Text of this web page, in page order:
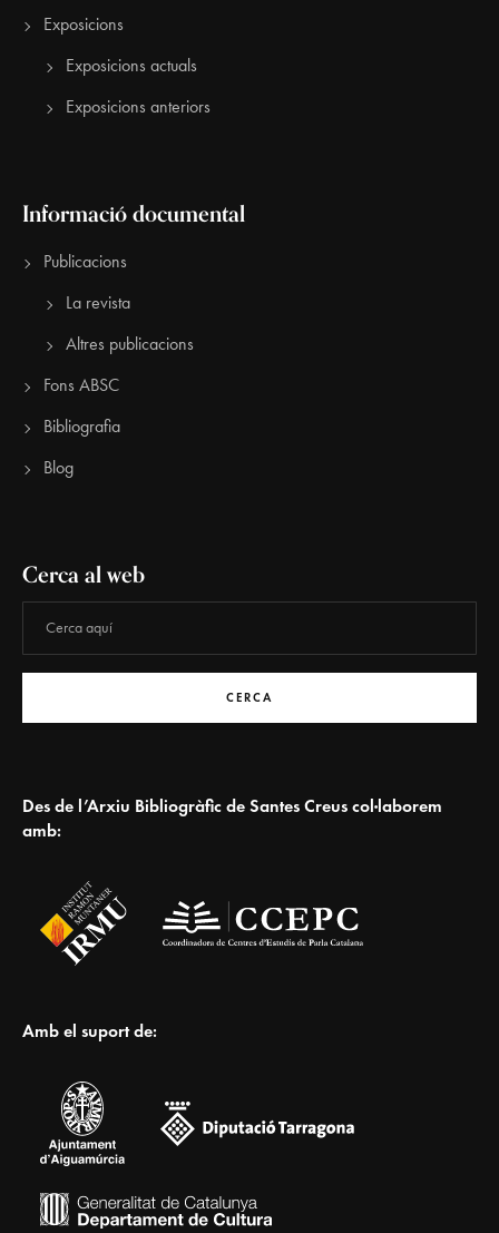
Exposicions
Exposicions actuals
Exposicions anteriors
Informació documental
Publicacions
La revista
Altres publicacions
Fons ABSC
Bibliografia
Blog
Cerca al web
CERCA
Des de l’Arxiu Bibliogràfic de Santes Creus col·laborem
amb:
Amb el suport de: